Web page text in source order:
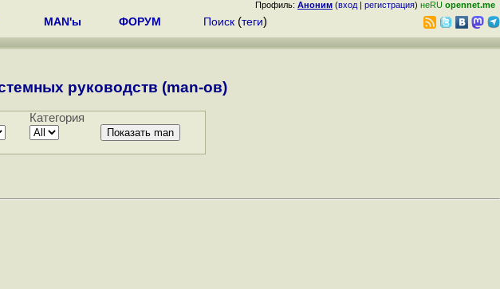
Профиль: Аноним (вход | регистрация) неRU opennet.me
MAN'ы ФОРУМ Поиск (теги)
руководств (man-ов)
Категория